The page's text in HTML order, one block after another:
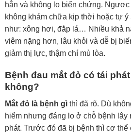
hẳn và không lo biến chứng.
không khám chữa kịp thời hoặc tự
như: xông hơi, đắp lá… Nhiều khả
viêm nặng hơn, lâu khỏi và dễ bị
giảm thị lực, thậm chí mù lòa.
Bệnh đau mắt đỏ có tái
không?
Mắt đỏ là bệnh gìthì đã rõ. Dù
hiểm nhưng đáng lo ở chỗ bệnh lây
phát. Trước đó đã bị bệnh thì cơ thể